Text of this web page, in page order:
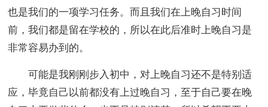
也是我们的一项学习任务。而且我们在上晚自习时间
前，我们都是留在学校的，所以在此后准时上晚自习是
非常容易办到的。
可能是我刚刚步入初中，对上晚自习还不是特别适
应，毕竟自己以前都没有上过晚自习，至于自己要在晚